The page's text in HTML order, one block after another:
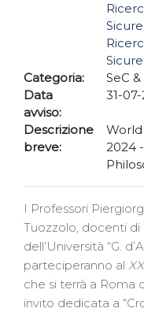
Categoria:
SeC &
Data
avviso:
31-
Descrizione
breve:
2024
I Professori
Tuozzolo, docenti di
dell’Università “G.
parteciperanno al
che si terrà a Roma
invito dedicata a